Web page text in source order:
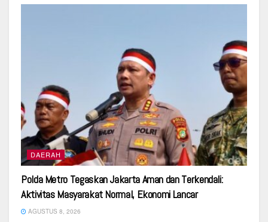
DAERAH
Polda Metro Tegaskan Jakarta Aman dan Terkendali:
Aktivitas Masyarakat Normal, Ekonomi Lancar
AGUSTUS 8, 2026